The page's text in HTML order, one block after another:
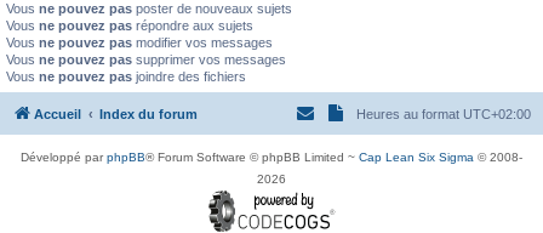
Vous ne pouvez pas poster de nouveaux sujets
Vous ne pouvez pas répondre aux sujets
Vous ne pouvez pas modifier vos messages
Vous ne pouvez pas supprimer vos messages
Vous ne pouvez pas joindre des fichiers
Accueil Index du forum Heures au format UTC+02:00
Développé parphpBB® Forum Software © phpBB Limited ~ Cap Lean Six Sigma © 2008-
2026